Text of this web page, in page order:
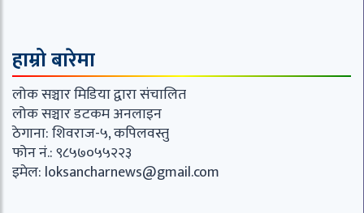
हाम्रो बारेमा
लोक सञ्चार मिडिया द्वारा संचालित
लोक सञ्चार डटकम अनलाइन
ठेगाना: शिवराज-५, कपिलवस्तु
फोन नं.: ९८५७०५५२२३
इमेल: loksancharnews@gmail.com